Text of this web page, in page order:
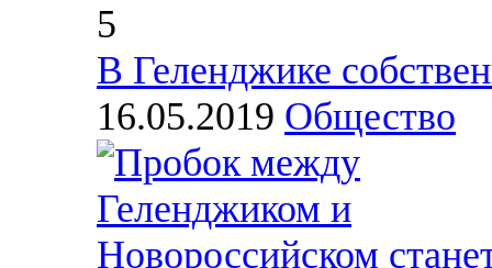
5
В Геленджике
16.05.2019 Общество